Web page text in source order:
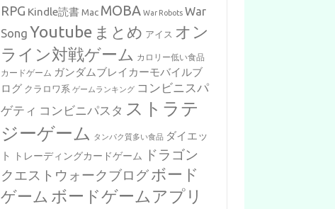
RPG Kindle読書 Mac MOBA War Robots War
Song Youtube まとめ アイス オン
ライン対戦ゲーム カロリー低い食品
カードゲーム ガンダムブレイカーモバイルブ
ログ クラロワ系 ゲームランキング コンビニスパ
ゲティ コンビニパスタ ストラテ
ジーゲーム
タンパク質多い食品 ダイエッ
ト
トレーディングカードゲーム
ドラゴン
クエストウォークブログボード
ゲーム ボードゲームアプリ